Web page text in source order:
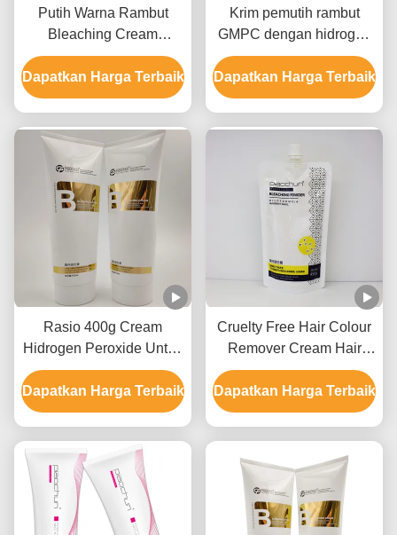
Putih Warna Rambut
Bleaching Cream
Formula ringan cepat
memudar Angkat hingga
9 Tingkat
Dapatkan Harga Terbaik
Krim pemutih rambut
GMPC dengan hidrogen
peroksida Ammonium
hidroksida dan minyak
mineral
Dapatkan Harga Terbaik
Rasio 400g Cream
Hidrogen Peroxide Untuk
Penghilang Warna
Rambut GMPC Approval
Dapatkan Harga Terbaik
Cruelty Free Hair Colour
Remover Cream Hair
Bleaching Untuk
Penggunaan Salon 9
Level
Dapatkan Harga Terbaik